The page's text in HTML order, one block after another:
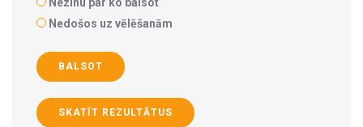
Nedošos uz vēlēšanām
BALSOT
SKATĪT REZULTĀTUS